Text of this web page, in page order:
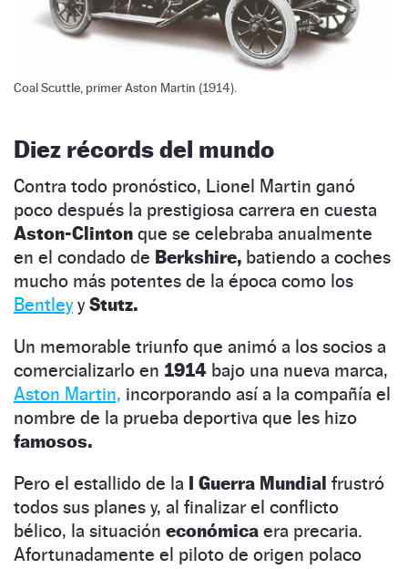
Coal Scuttle, primer Aston Martin (1914).
Diez récords del mundo
Contra todo pronóstico, Lionel Martin ganó
poco después la prestigiosa carrera en cuesta
Aston-Clinton que se celebraba anualmente
en el condado de Berkshire, batiendo a coches
mucho más potentes de la época como los
BentleyyStutz.
Un memorable triunfo que animó a los socios a
comercializarlo en 1914 bajo una nueva marca,
Aston Martin, incorporando así a la compañía el
nombre de la prueba deportiva que les hizo
famosos.
Pero el estallido de la I Guerra Mundial frustró
todos sus planes y, al finalizar el conflicto
bélico, la situación económica era precaria.
Afortunadamente el piloto de origen polaco